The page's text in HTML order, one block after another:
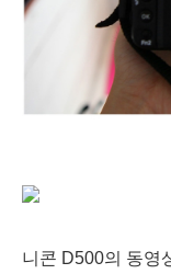
니콘 D500의 동영